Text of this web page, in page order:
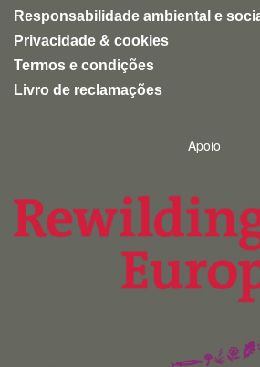
Responsabilidade ambiental e
Privacidade & cookies
Termos e condições
Livro de reclamações
Apoio